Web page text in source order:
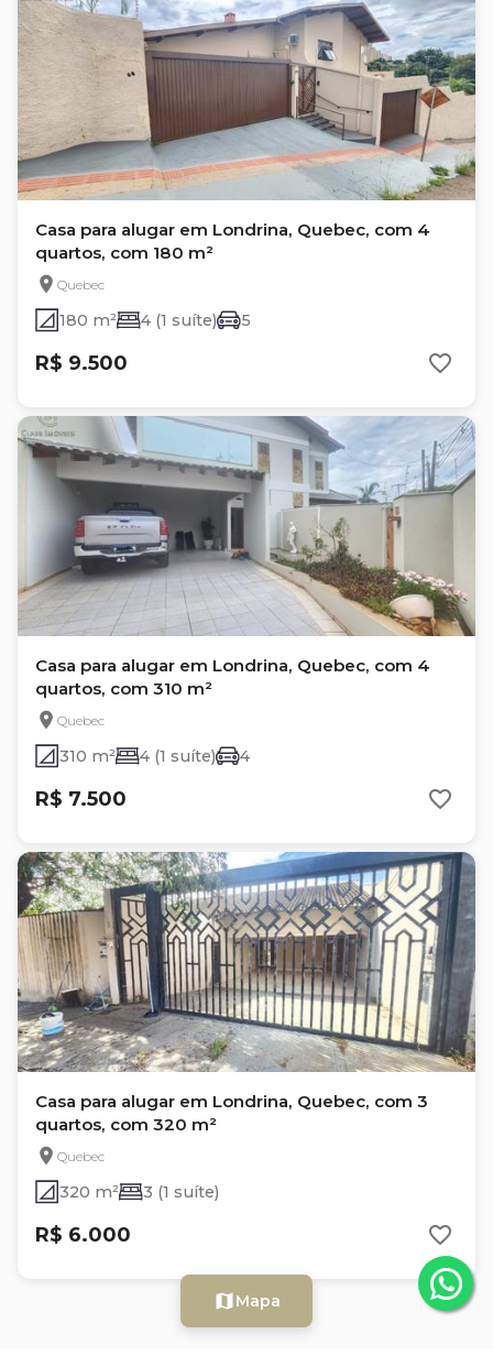
Casa para alugar em Londrina, Quebec, com 4
quartos, com 180 m²
Quebec
180 m² 4 (1 suíte) 5
R$ 9.500
Casa para alugar em Londrina, Quebec, com 4
quartos, com 310 m²
Quebec
310 m² 4 (1 suíte) 4
R$ 7.500
Casa para alugar em Londrina, Quebec, com 3
quartos, com 320 m²
Quebec
320 m² 3 (1 suíte)
R$ 6.000
Mapa